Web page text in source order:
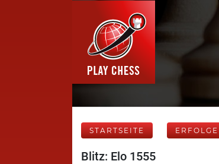
STARTSEITE ERFOLGE
Blitz: Elo 1555